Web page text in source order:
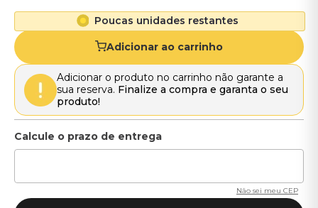
Poucas unidades restantes
Adicionar ao carrinho
Adicionar o produto no carrinho não garante a
sua reserva. Finalize a compra e garanta o seu
produto!
Não sei meu CEP